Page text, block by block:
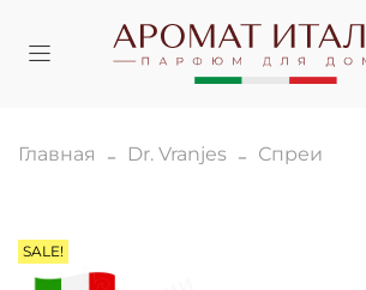
Главная Dr. Vranjes Спреи
SALE!